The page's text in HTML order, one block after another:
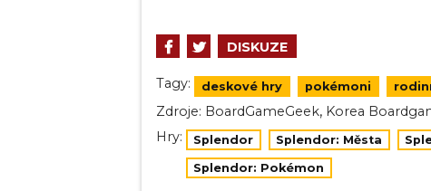
DISKUZE
Tagy: deskové hry pokémoni
Zdroje: BoardGameGeek, Korea
Hry:
Splendor Splendor: Města
Splendor: Pokémon